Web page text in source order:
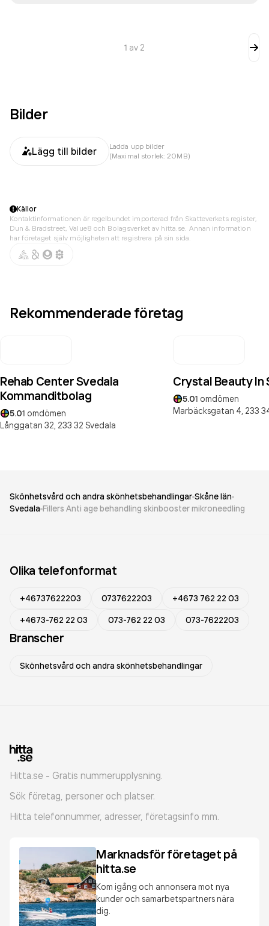
1 av 2
Bilder
Lägg till bilder
Ladda upp bilder
(Maximal storlek: 20MB)
Källor
Kontaktinformationen är regelbundet importerad från Skatteverkets register,
Dun & Bradstreet, Value8 och Bolagsverket av hitta.se. Annan information
har företaget själv möjligheten att registrera på sin sida.
Rekommenderade företag
Rehab Center Svedala
Kommanditbolag
5.01 omdömen
Långgatan 32, 233 32 Svedala
Crystal Beauty In
5.01 omdömen
Marbäcksgatan 4, 233
Skönhetsvård och andra skönhetsbehandlingar Skåne län
Svedala Fillers Anti age behandling skinbooster mikroneedling
Olika telefonformat
+46737622203 0737622203
+4673 762 22 03
+4673-762 22 03
073-762 22 03 073-7622203
Branscher
Skönhetsvård och andra skönhetsbehandlingar
Hitta.se - Gratis nummerupplysning.
Sök företag, personer och platser.
Hitta telefonnummer, adresser, företagsinfo mm.
Marknadsför företaget på
hitta.se
Kom igång och annonsera mot nya
kunder och samarbetspartners nära
dig.